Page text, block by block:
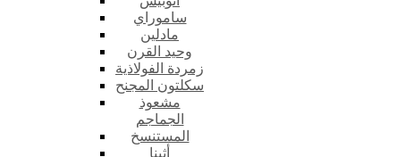
ساموراي
مادلين
وحيد القرن
زمردة الفولاذية
سكلتون المجنح
مشعوذ
الجماجم
المستنسخ
أثينا